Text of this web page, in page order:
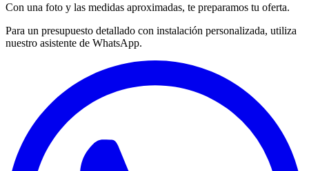
Con una foto y las medidas aproximadas, te preparamos tu oferta.
Para un presupuesto detallado con instalación personalizada, utiliza
nuestro asistente de WhatsApp.